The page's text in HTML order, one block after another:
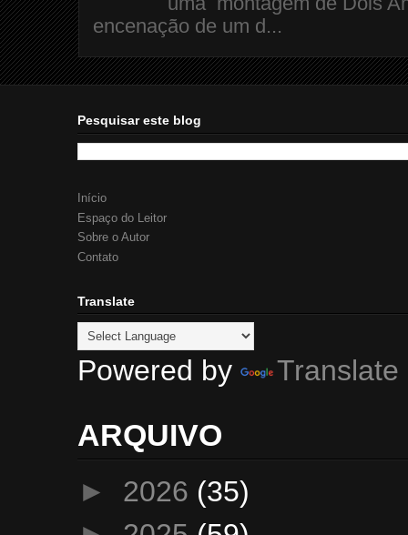
encenação de um d...
Pesquisar este blog
Início
Espaço do Leitor
Sobre o Autor
Contato
Translate
Powered by Translate
ARQUIVO
► 2026 (35)